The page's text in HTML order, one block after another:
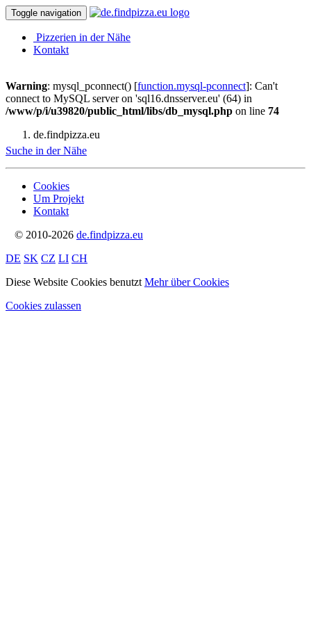
Toggle navigation
Pizzerien in der Nähe
Kontakt
Warning: mysql_pconnect() [function.mysql-pconnect]: Can't
connect to MySQL server on 'sql16.dnsserver.eu' (64) in
/www/p/i/u39820/public_html/libs/db_mysql.php on line 74
de.findpizza.eu
Suche in der Nähe
Cookies
Um Projekt
Kontakt
© 2010-2026 de.findpizza.eu
DE SK CZ LI CH
Diese Website Cookies benutzt Mehr über Cookies
Cookies zulassen